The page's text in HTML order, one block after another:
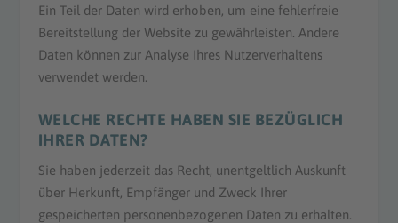
Ein Teil der Daten wird erhoben, um eine fehlerfreie
Bereitstellung der Website zu gewährleisten. Andere
Daten können zur Analyse Ihres Nutzerverhaltens
verwendet werden.
WELCHE RECHTE HABEN SIE BEZÜGLICH
IHRER DATEN?
Sie haben jederzeit das Recht, unentgeltlich Auskunft
über Herkunft, Empfänger und Zweck Ihrer
gespeicherten personenbezogenen Daten zu erhalten.